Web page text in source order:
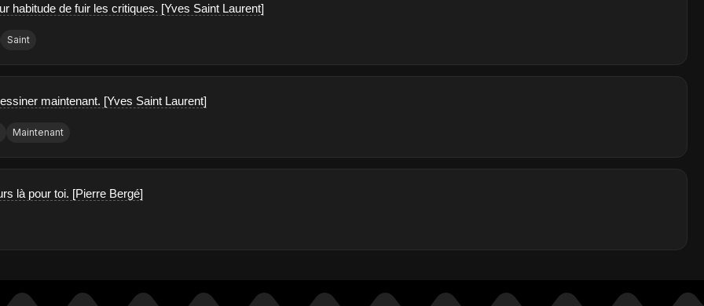
habitude de fuir les critiques. [Yves Saint Laurent]
Saint
maintenant. [Yves Saint Laurent]
Maintenant
là pour toi. [Pierre Bergé]